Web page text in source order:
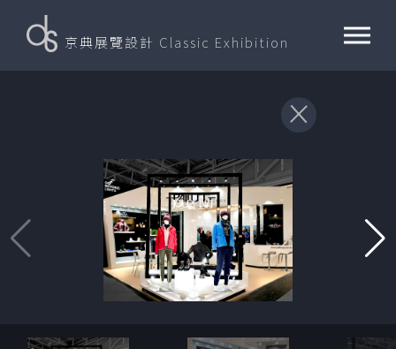
京典展覽設計 Classic Exhibition